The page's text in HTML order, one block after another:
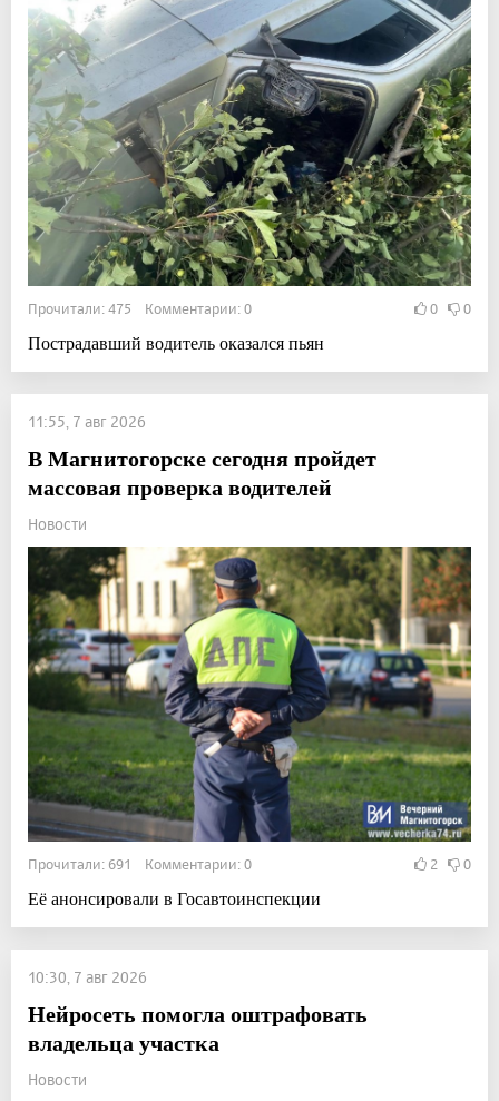
Прочитали: 475 Комментарии: 0 0 0
Пострадавший водитель оказался пьян
11:55, 7 авг 2026
В Магнитогорске сегодня пройдет
массовая проверка водителей
Новости
Прочитали: 691 Комментарии: 0 2 0
Её анонсировали в Госавтоинспекции
10:30, 7 авг 2026
Нейросеть помогла оштрафовать
владельца участка
Новости